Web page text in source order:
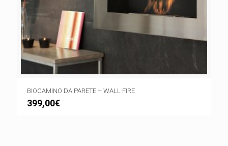
BIOCAMINO DA PARETE – WALL FIRE
399,00€